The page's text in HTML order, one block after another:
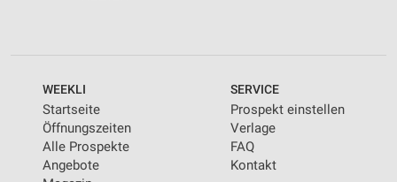
WEEKLI
Startseite
Öffnungszeiten
Alle Prospekte
Angebote
SERVICE
Prospekt einstellen
Verlage
FAQ
Kontakt